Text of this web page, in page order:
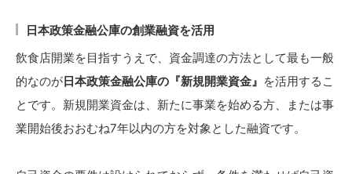
日本政策金融公庫の創業融資を活用
飲食店開業を目指すうえで、資金調達の方法として最も一般
的なのが 日本政策金融公庫の『新規開業資金』 を活用するこ
とです。新規開業資金は、新たに事業を始める方、または事
業開始後おおむね7年以内の方を対象とした融資です。